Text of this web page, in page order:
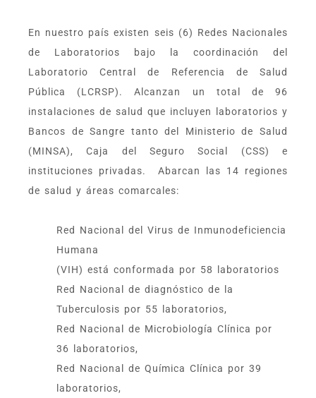
En nuestro país existen seis (6) Redes Nacionales
de Laboratorios bajo la coordinación del
Laboratorio Central de Referencia de Salud
Pública (LCRSP). Alcanzan un total de 96
instalaciones de salud que incluyen laboratorios y
Bancos de Sangre tanto del Ministerio de Salud
(MINSA), Caja del Seguro Social (CSS) e
instituciones privadas. Abarcan las 14 regiones
de salud y áreas comarcales:
Red Nacional del Virus de Inmunodeficiencia
Humana
(VIH) está conformada por 58 laboratorios
Red Nacional de diagnóstico de la
Tuberculosis por 55 laboratorios,
Red Nacional de Microbiología Clínica por
36 laboratorios,
Red Nacional de Química Clínica por 39
laboratorios,